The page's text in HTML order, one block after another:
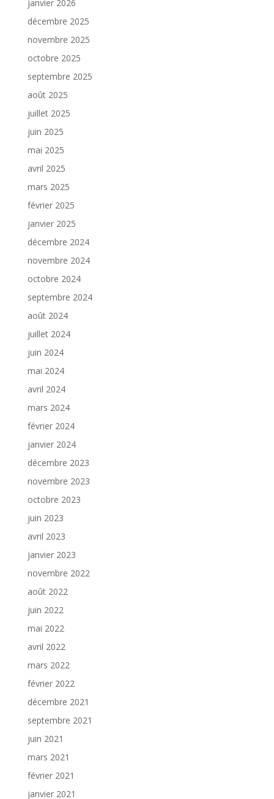
janvier 2026
décembre 2025
novembre 2025
octobre 2025
septembre 2025
août 2025
juillet 2025
juin 2025
mai 2025
avril 2025
mars 2025
février 2025
janvier 2025
décembre 2024
novembre 2024
octobre 2024
septembre 2024
août 2024
juillet 2024
juin 2024
mai 2024
avril 2024
mars 2024
février 2024
janvier 2024
décembre 2023
novembre 2023
octobre 2023
juin 2023
avril 2023
janvier 2023
novembre 2022
août 2022
juin 2022
mai 2022
avril 2022
mars 2022
février 2022
décembre 2021
septembre 2021
juin 2021
mars 2021
février 2021
janvier 2021